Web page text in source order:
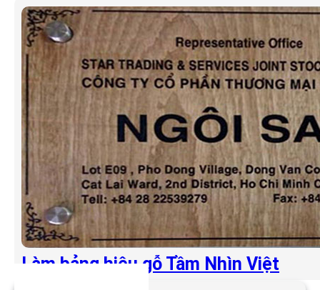
Làm bảng hiệu gỗ Tầm Nhìn Việt